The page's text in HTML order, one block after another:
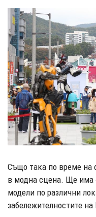
Също така по време на
в модна сцена. Ще има
модели по различни
забележителностите на